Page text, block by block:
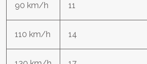
90 km/h 11
110 km/h 14